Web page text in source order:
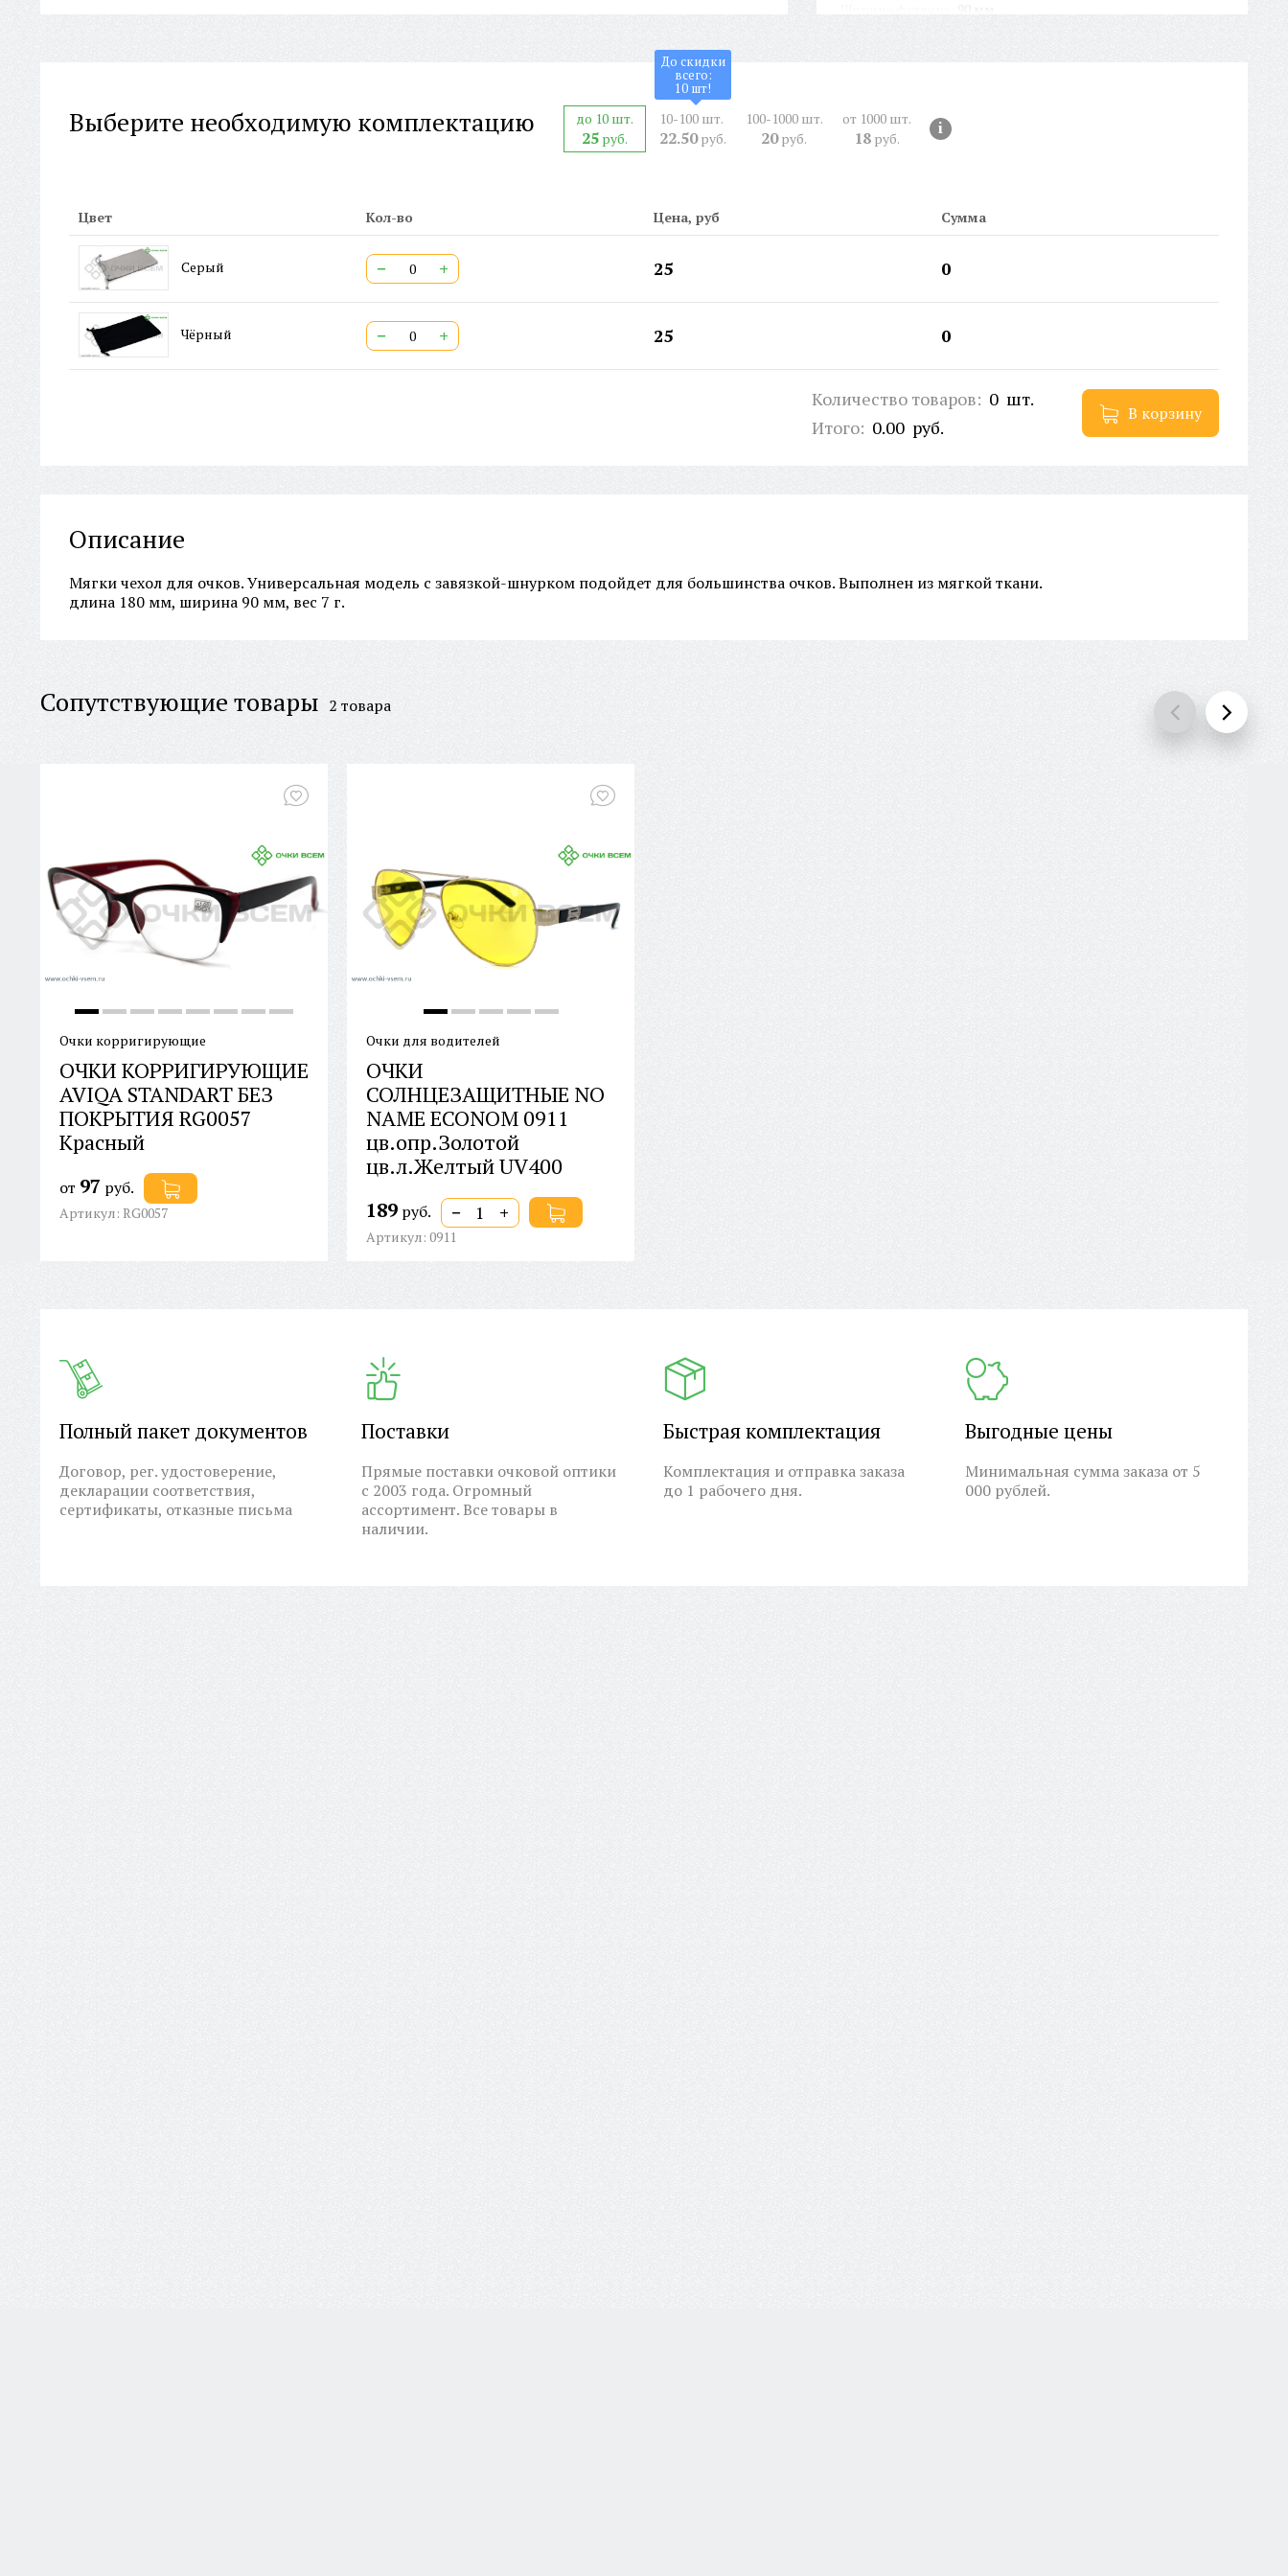
Выберите необходимую комплектацию до 10 шт.
25руб.
10-100 шт.
22.50руб.
До скидки
всего:
10 шт!
100-1000 шт.
20руб.
от 1000 шт.
18руб.
i
Цвет Кол-во Цена, руб Сумма
Серый − + 25 0
Чёрный − + 25 0
Количество товаров: 0 шт.
Итого: 0.00 руб.
В корзину
Описание
Мягки чехол для очков. Универсальная модель с завязкой-шнурком подойдет для большинства очков. Выполнен из мягкой ткани.
длина 180 мм, ширина 90 мм, вес 7 г.
Сопутствующие товары 2 товара
Очки корригирующие
ОЧКИ КОРРИГИРУЮЩИЕ
AVIQA STANDART БЕЗ
ПОКРЫТИЯ RG0057
Красный
от 97 руб.
Артикул: RG0057
Очки для водителей
ОЧКИ
СОЛНЦЕЗАЩИТНЫЕ NO
NAME ECONOM 0911
цв.опр.Золотой
цв.л.Желтый UV400
189 руб. − +
Артикул: 0911
Полный пакет документов
Договор, рег. удостоверение,
декларации соответствия,
сертификаты, отказные письма
Поставки
Прямые поставки очковой оптики
с 2003 года. Огромный
ассортимент. Все товары в
наличии.
Быстрая комплектация
Комплектация и отправка заказа
до 1 рабочего дня.
Выгодные цены
Минимальная сумма заказа от 5
000 рублей.